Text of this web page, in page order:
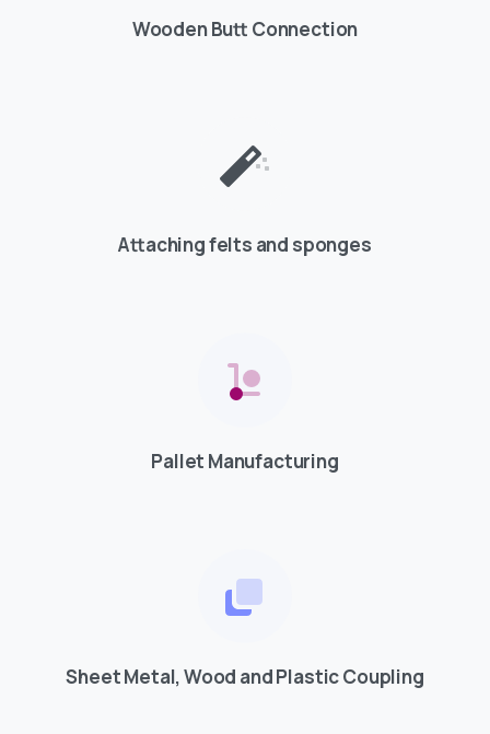
Wooden Butt Connection
Attaching felts and sponges
Pallet Manufacturing
Sheet Metal, Wood and Plastic Coupling